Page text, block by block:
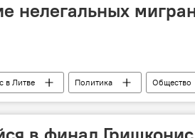
нелегальных
в Литве Политика Общество